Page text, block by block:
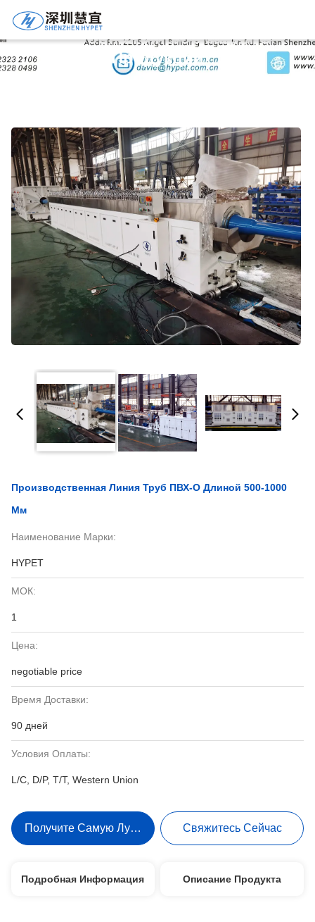
Подробная Информация О
Продукции
Производственная Линия Труб ПВХ-О Длиной 500-1000
Мм
Наименование Марки:
HYPET
МОК:
1
Цена:
negotiable price
Время Доставки:
90 дней
Условия Оплаты:
L/C, D/P, T/T, Western Union
Получите Самую Лучшую ЦенуСвяжитесь Сейчас
Подробная Информация Описание Продукта